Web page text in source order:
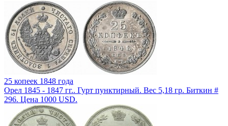
25 копеек 1848 года
Орел 1845 - 1847 гг.. Гурт пунктирный. Вес 5,18 гр. Биткин #
296. Цена 1000 USD.